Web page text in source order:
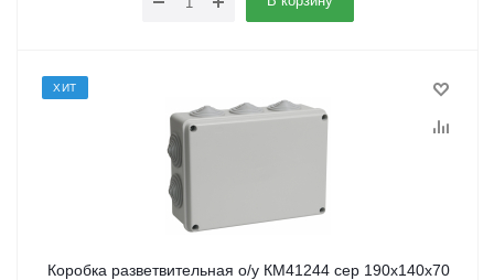
ХИТ
Коробка разветвительная о/у КМ41244 сер 190х140х70